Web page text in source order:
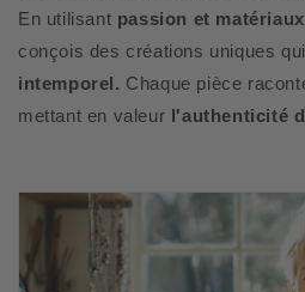
En utilisant passion et
conçois des créations uniques
intemporel. Chaque pièce
mettant en valeur l'authenticité